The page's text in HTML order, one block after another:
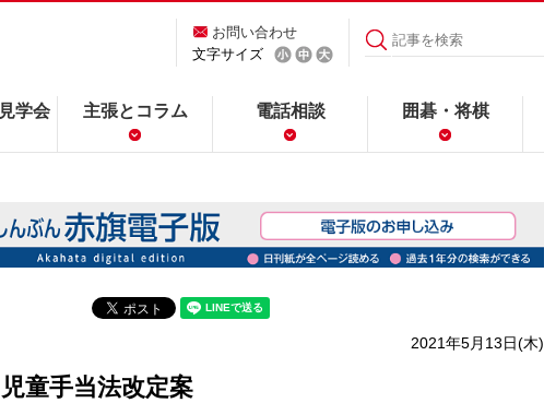
お問い合わせ
文字サイズ
学会 主張とコラム 電話相談 囲碁・将棋
2021年5月13日(木)
童手当法改定案